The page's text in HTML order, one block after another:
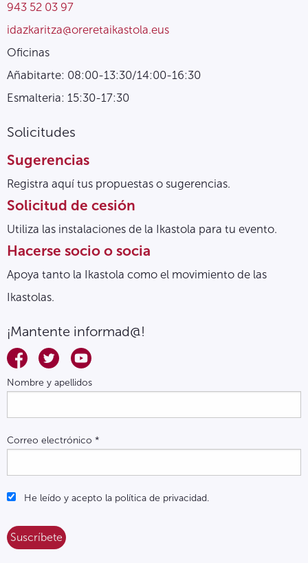
943 52 03 97
idazkaritza@oreretaikastola.eus
Oficinas
Añabitarte: 08:00-13:30/14:00-16:30
Esmalteria: 15:30-17:30
Solicitudes
Sugerencias
Registra aquí tus propuestas o sugerencias.
Solicitud de cesión
Utiliza las instalaciones de la Ikastola para tu evento.
Hacerse socio o socia
Apoya tanto la Ikastola como el movimiento de las
Ikastolas.
¡Mantente informad@!
Nombre y apellidos
Correo electrónico *
He leído y acepto la política de privacidad.